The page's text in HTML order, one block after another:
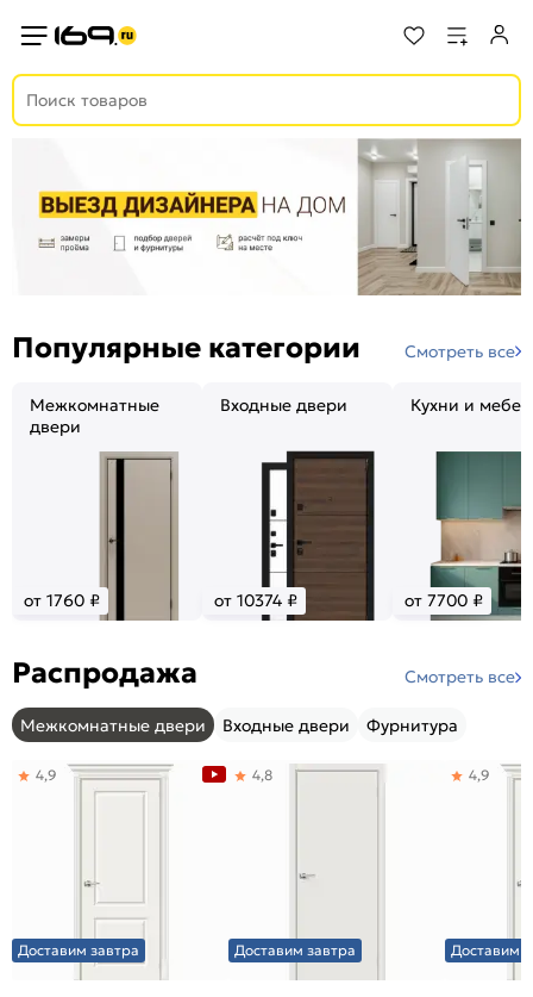
Популярные категории Смотреть все
Межкомнатные
двери
от 1760 ₽
Входные двери
от 10374 ₽
Кухни и
от 7700 ₽
Распродажа Смотреть все
Межкомнатные двери Входные двери Фурнитура
Доставим завтра
4,9
Доставим завтра
4,8
Доставим
4,9